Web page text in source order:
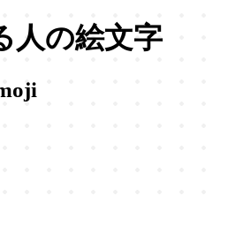
人の絵文字